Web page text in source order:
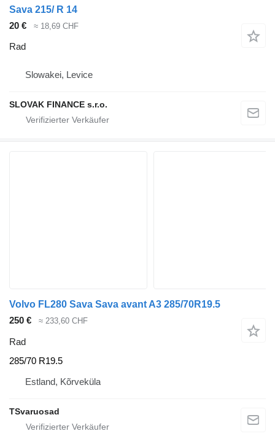
Sava 215/ R 14
20 €
≈ 18,69 CHF
Rad
Slowakei, Levice
SLOVAK FINANCE s.r.o.
Volvo FL280 Sava Sava avant A3 285/70R19.5
250 €
≈ 233,60 CHF
Rad
285/70 R19.5
Estland, Kõrveküla
TSvaruosad